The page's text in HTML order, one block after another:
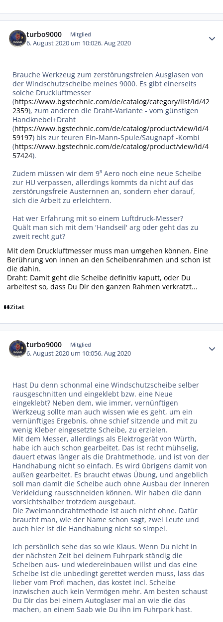
turbo9000 Mitglied
6. August 2020 um 10:026. Aug 2020
Brauche Werkzeug zum zerstörungsfreien Ausglasen von
der Windschutzscheibe meines 9000. Es gibt einerseits
solche Druckluftmesser
(https://www.bgstechnic.com/de/catalog/category/list/id/42
2359), zum anderen die Draht-Variante - vom günstigen
Handknebel+Draht
(https://www.bgstechnic.com/de/catalog/product/view/id/4
59197) bis zur teuren Ein-Mann-Spule/Saugnapf -Kombi
(https://www.bgstechnic.com/de/catalog/product/view/id/4
57424).
Zudem müssen wir dem 9³ Aero noch eine neue Scheibe
zur HU verpassen, allerdings kommts da nicht auf das
zerstörungsfreie Austernnen an, sondern eher darauf,
sich die Arbeit zu erleichtern.
Hat wer Erfahrung mit so einem Luftdruck-Messer?
Quält man sich mit dem 'Handseil' arg oder geht das zu
zweit recht gut?
Mit dem Druckluftmesser muss man umgehen können. Eine
Berührung von innen an den Scheibenrahmen und schon ist
die dahin.
Draht: Damit geht die Scheibe definitiv kaputt, oder Du
arbeitest so, dass Du Dir den ganzen Rahmen verkratzt...
Zitat
turbo9000 Mitglied
6. August 2020 um 10:056. Aug 2020
Hast Du denn schonmal eine Windschutzscheibe selber
rausgeschnitten und eingeklebt bzw. eine Neue
eingeklebt? Neben dem, wie immer, vernünftigen
Werkzeug sollte man auch wissen wie es geht, um ein
vernünftiges Ergebnis, ohne schief sitzende und mit zu
wenig Kleber eingesetzte Scheibe, zu erzielen.
Mit dem Messer, allerdings als Elektrogerät von Würth,
habe ich auch schon gearbeitet. Das ist recht mühselig,
dauert etwas länger als die Drahtmethode, und ist von der
Handhabung nicht so einfach. Es wird übrigens damit von
außen gearbeitet. Es braucht etwas Übung, und angeblich
soll man damit die Scheibe auch ohne Ausbau der Inneren
Verkleidung rausschneiden können. Wir haben die dann
vorsichtshalber trotzdem ausgebaut.
Die Zweimanndrahtmethode ist auch nicht ohne. Dafür
braucht man, wie der Name schon sagt, zwei Leute und
auch hier ist die Handhabung nicht so simpel.
Ich persönlich sehe das so wie Klaus. Wenn Du nicht in
der nächsten Zeit bei deinem Fuhrpark ständig die
Scheiben aus- und wiedereinbauen willst und das eine
Scheibe ist die unbedingt gerettet werden muss, lass das
lieber vom Profi machen, das kostet incl. Scheibe
inzwischen auch kein Vermögen mehr. Am besten schaust
Du Dir das bei einem Autoglaser mal an wie die das
machen, an einem Saab wie Du ihn im Fuhrpark hast.